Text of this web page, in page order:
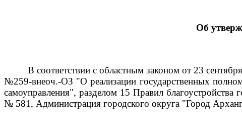
Об
В соответствии с областным законом от 23
№259-внеоч.-ОЗ "О реализации государственных
самоуправления", разделом 15 Правил
№ 581, Администрация городского округа "Город